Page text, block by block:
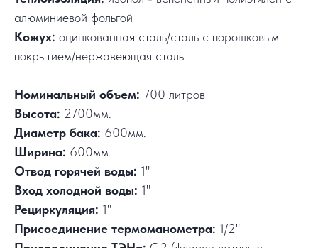
алюминиевой фольгой
Кожух: оцинкованная сталь/сталь с порошковым
покрытием/нержавеющая сталь
Номинальный объем: 700 литров
Высота: 2700мм.
Диаметр бака: 600мм.
Ширина: 600мм.
Отвод горячей воды: 1"
Вход холодной воды: 1"
Рециркуляция: 1"
Присоединение термоманометра: 1/2"